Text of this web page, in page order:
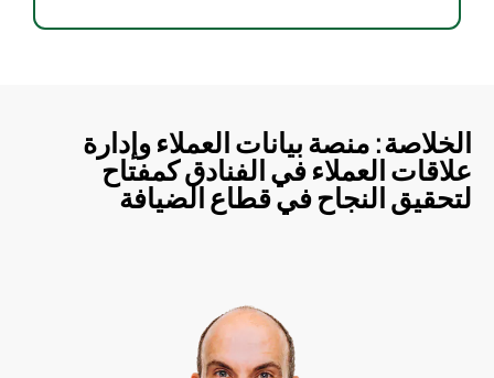
الخلاصة: منصة بيانات العملاء وإدارة
علاقات العملاء في الفنادق كمفتاح
لتحقيق النجاح في قطاع الضيافة